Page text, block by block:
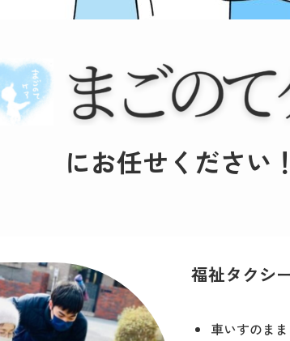
にお任せください！
福祉タクシ
車いすのま